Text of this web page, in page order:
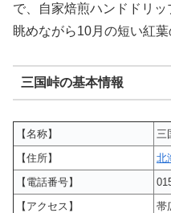
で、自家焙煎ハンドドリ
眺めながら10月の短い紅
三国峠の基本情報
【名称】
三
【住所】
北
【電話番号】
【アクセス】
帯